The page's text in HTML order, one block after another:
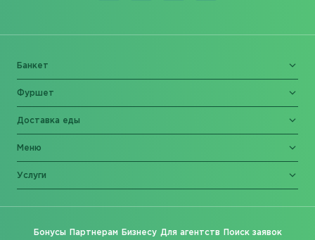
Банкет
Фуршет
Доставка еды
Меню
Услуги
Бонусы Партнерам Бизнесу Для агентств Поиск заявок